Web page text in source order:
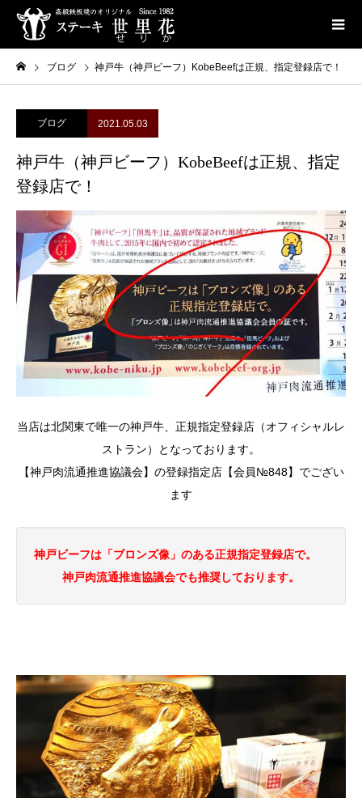
ブログ 神戸牛（神戸ビーフ）KobeBeefは正規、指定登録店で！
ブログ 2021.05.03
神戸牛（神戸ビーフ）KobeBeefは正規、指定
登録店で！
当店は北関東で唯一の神戸牛、正規指定登録店（オフィシャルレ
ストラン）となっております。
【神戸肉流通推進協議会】の登録指定店【会員№848】でござい
ます
神戸ビーフは「ブロンズ像」のある正規指定登録店で。
神戸肉流通推進協議会でも推奨しております。